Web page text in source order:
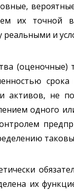
их точной
и
и активов, не
одного
их